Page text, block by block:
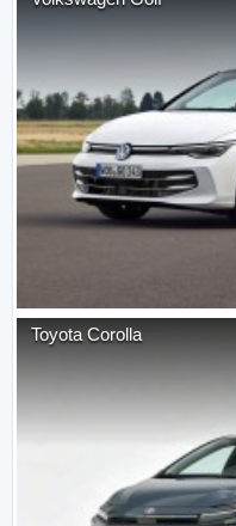
Toyota Corolla